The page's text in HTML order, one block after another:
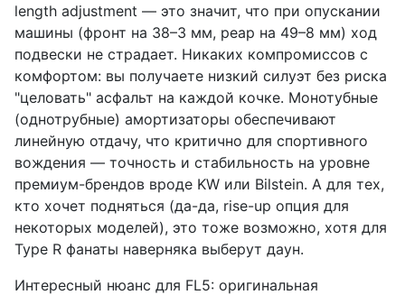
length adjustment — это значит, что при опускании
машины (фронт на 38–3 мм, реар на 49–8 мм) ход
подвески не страдает. Никаких компромиссов с
комфортом: вы получаете низкий силуэт без риска
"целовать" асфальт на каждой кочке. Монотубные
(однотрубные) амортизаторы обеспечивают
линейную отдачу, что критично для спортивного
вождения — точность и стабильность на уровне
премиум-брендов вроде KW или Bilstein. А для тех,
кто хочет подняться (да-да, rise-up опция для
некоторых моделей), это тоже возможно, хотя для
Type R фанаты наверняка выберут даун.
Интересный нюанс для FL5: оригинальная